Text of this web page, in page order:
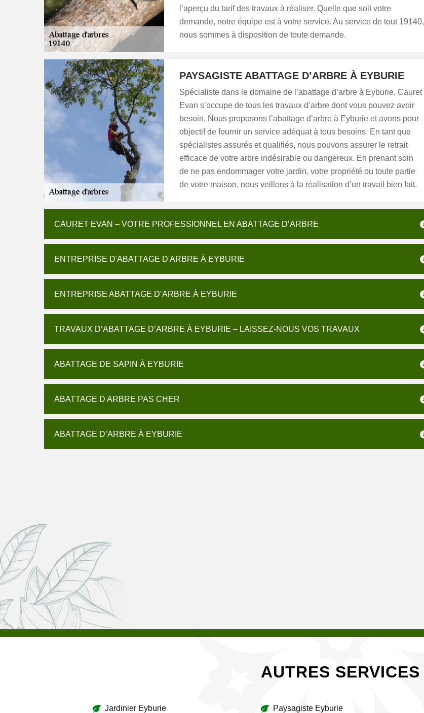
l’aperçu du tarif des travaux à réaliser. Quelle que soit votre
demande, notre équipe est à votre service. Au service de tout 19140,
nous sommes à disposition de toute demande.
PAYSAGISTE ABATTAGE D’ARBRE À EYBURIE
Spécialiste dans le domaine de l’abattage d’arbre à Eyburie, Cauret
Evan s’occupe de tous les travaux d’arbre dont vous pouvez avoir
besoin. Nous proposons l’abattage d’arbre à Eyburie et avons pour
objectif de fournir un service adéquat à tous besoins. En tant que
spécialistes assurés et qualifiés, nous pouvons assurer le retrait
efficace de votre arbre indésirable ou dangereux. En prenant soin
de ne pas endommager votre jardin, votre propriété ou toute partie
de votre maison, nous veillons à la réalisation d’un travail bien fait.
CAURET EVAN – VOTRE PROFESSIONNEL EN ABATTAGE D’ARBRE
ENTREPRISE D'ABATTAGE D'ARBRE À EYBURIE
ENTREPRISE ABATTAGE D’ARBRE À EYBURIE
TRAVAUX D’ABATTAGE D’ARBRE À EYBURIE – LAISSEZ-NOUS VOS TRAVAUX
ABATTAGE DE SAPIN À EYBURIE
ABATTAGE D ARBRE PAS CHER
ABATTAGE D’ARBRE À EYBURIE
AUTRES SERVICES
Jardinier Eyburie Paysagiste Eyburie